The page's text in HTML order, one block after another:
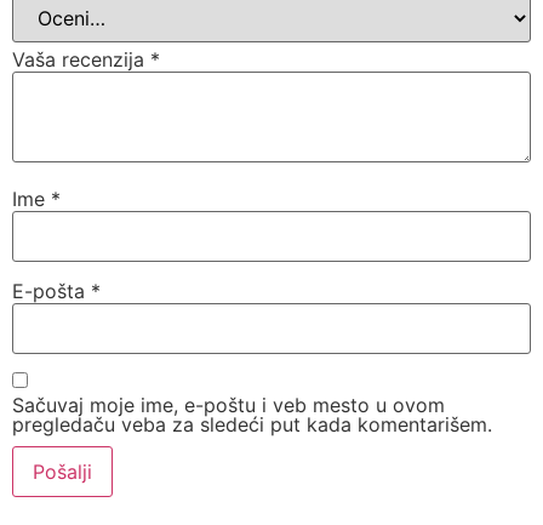
Vaša recenzija *
Ime *
E-pošta *
Sačuvaj moje ime, e-poštu i veb mesto u ovom
pregledaču veba za sledeći put kada komentarišem.